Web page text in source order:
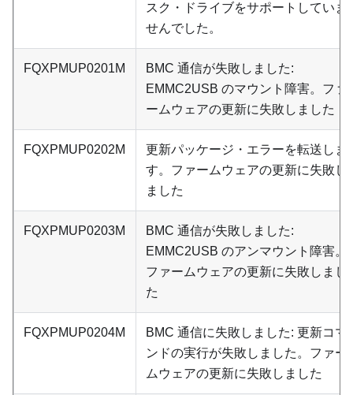
スク・ドライブをサポートしていま
せんでした。
FQXPMUP0201M
BMC 通信が失敗しました:
EMMC2USB のマウント障害。ファ
ームウェアの更新に失敗しました
FQXPMUP0202M
更新パッケージ・エラーを転送しま
す。ファームウェアの更新に失敗し
ました
FQXPMUP0203M
BMC 通信が失敗しました:
EMMC2USB のアンマウント障害。
ファームウェアの更新に失敗しまし
た
FQXPMUP0204M
BMC 通信に失敗しました: 更新コマ
ンドの実行が失敗しました。ファー
ムウェアの更新に失敗しました